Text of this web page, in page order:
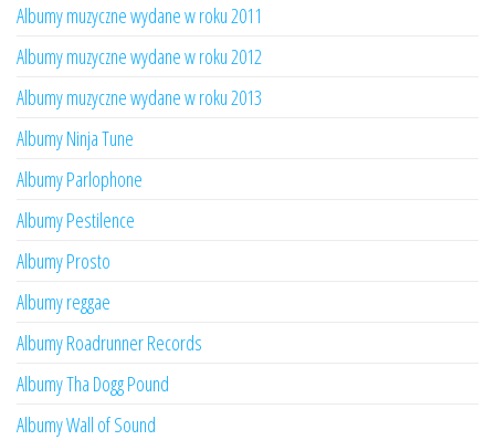
Albumy muzyczne wydane w roku 2011
Albumy muzyczne wydane w roku 2012
Albumy muzyczne wydane w roku 2013
Albumy Ninja Tune
Albumy Parlophone
Albumy Pestilence
Albumy Prosto
Albumy reggae
Albumy Roadrunner Records
Albumy Tha Dogg Pound
Albumy Wall of Sound